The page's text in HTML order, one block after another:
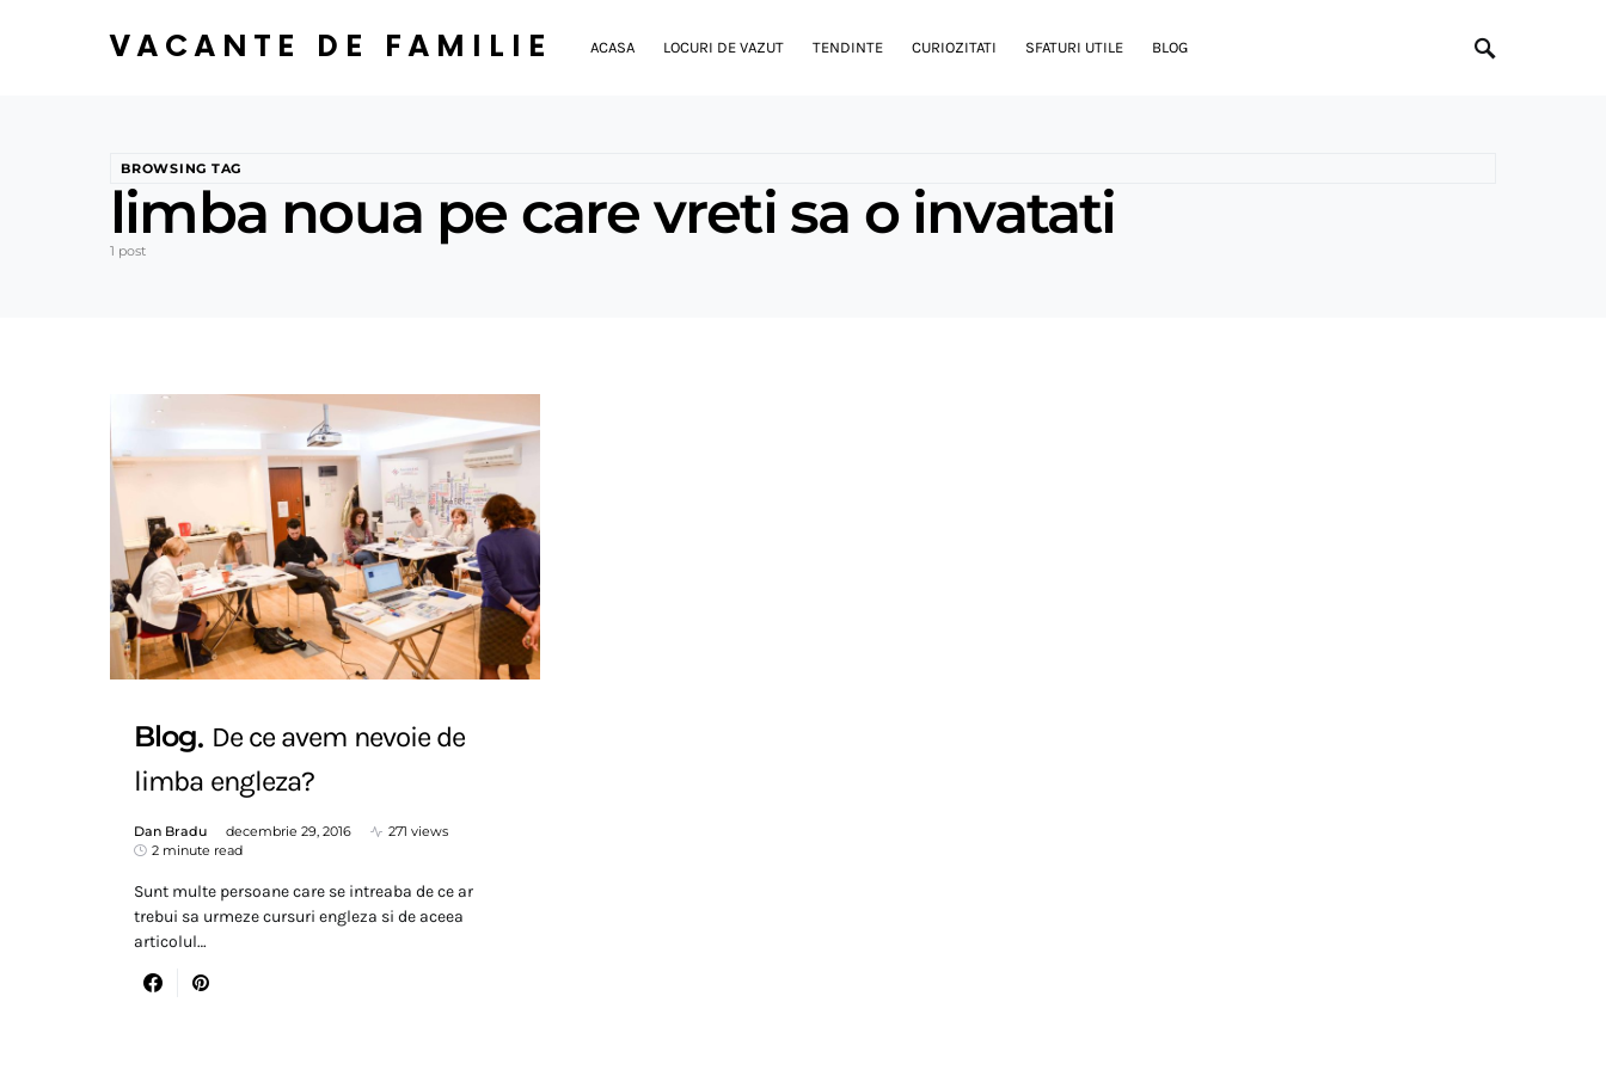
VACANTE DE FAMILIE ACASA LOCURI DE VAZUT TENDINTE CURIOZITATI SFATURI UTILE BLOG
BROWSING TAG
limba noua pe care vreti sa o invatati
1 post
Blog De ce avem nevoie de
limba engleza?
Dan Bradu decembrie 29, 2016
271 views
2 minute read
Sunt multe persoane care se intreaba de ce ar
trebui sa urmeze cursuri engleza si de aceea
articolul…